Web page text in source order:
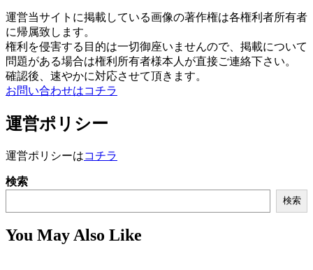
運営当サイトに掲載している画像の著作権は各権利者所有者
に帰属致します。
権利を侵害する目的は一切御座いませんので、掲載について
問題がある場合は権利所有者様本人が直接ご連絡下さい。
確認後、速やかに対応させて頂きます。
お問い合わせはコチラ
運営ポリシー
運営ポリシーはコチラ
検索
検索
You May Also Like